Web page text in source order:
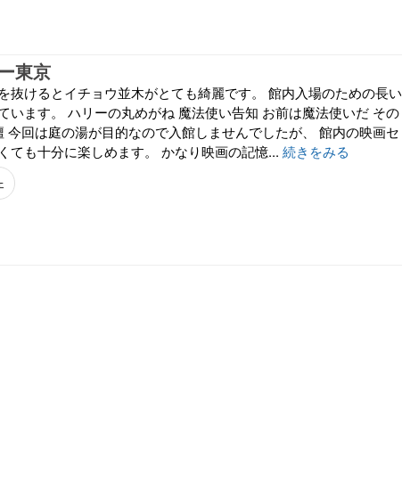
東京
抜けるとイチョウ並木がとても綺麗です。 館内入場のための長い
います。 ハリーの丸めがね 魔法使い告知 お前は魔法使いだ その
今回は庭の湯が目的なので入館しませんでしたが、 館内の映画セ
ても十分に楽しめます。 かなり映画の記憶... 続きをみる